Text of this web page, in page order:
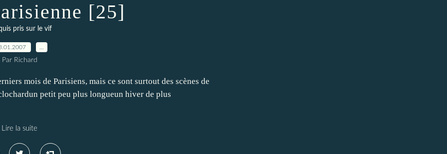
[25]
pris sur le vif
Par Richard
mois de Parisiens, mais ce sont surtout des scènes de
petit peu plus longueun hiver de plus
Lire la suite